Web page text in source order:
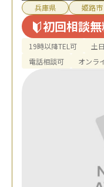
兵庫県 姫路市
初回相談
19時以降TEL可 土
電話相談可
オンラ